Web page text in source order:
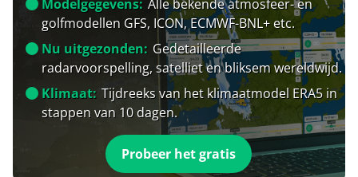
Modelgegevens: Alle bekende atmosfeer- en
golfmodellen GFS, ICON, ECMWF-BNL+ etc.
Nu uitgezonden: Gedetailleerde
radarvoorspelling, satelliet en bliksem wereldwijd.
Klimaat: Tijdreeks van het klimaatmodel ERA5 in
stappen van 10 dagen.
Probeer het gratis